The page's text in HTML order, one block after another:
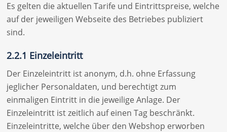
Es gelten die aktuellen Tarife und Eintrittspreise, welche
auf der jeweiligen Webseite des Betriebes publiziert
sind.
2.2.1 Einzeleintritt
Der Einzeleintritt ist anonym, d.h. ohne Erfassung
jeglicher Personaldaten, und berechtigt zum
einmaligen Eintritt in die jeweilige Anlage. Der
Einzeleintritt ist zeitlich auf einen Tag beschränkt.
Einzeleintritte, welche über den Webshop erworben